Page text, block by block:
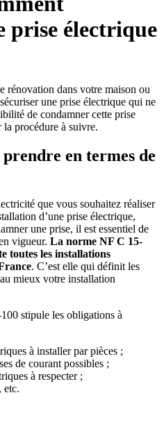
prise électrique
rénovation dans votre maison ou
une prise électrique qui ne
de condamner cette prise
procédure à suivre.
en termes de
que vous souhaitez réaliser
d’une prise électrique,
une prise, il est essentiel de
vigueur. La norme NF C 15-
toutes les installations
. C’est elle qui définit les
mieux votre installation
stipule les obligations à
à installer par pièces ;
de courant possibles ;
à respecter ;
etc.